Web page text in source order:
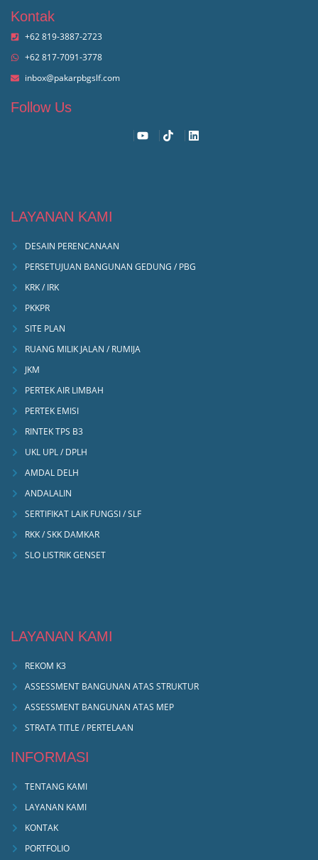
Kontak
+62 819-3887-2723
+62 817-7091-3778
inbox@pakarpbgslf.com
Follow Us
LAYANAN KAMI
DESAIN PERENCANAAN
PERSETUJUAN BANGUNAN GEDUNG / PBG
KRK / IRK
PKKPR
SITE PLAN
RUANG MILIK JALAN / RUMIJA
JKM
PERTEK AIR LIMBAH
PERTEK EMISI
RINTEK TPS B3
UKL UPL / DPLH
AMDAL DELH
ANDALALIN
SERTIFIKAT LAIK FUNGSI / SLF
RKK / SKK DAMKAR
SLO LISTRIK GENSET
LAYANAN KAMI
REKOM K3
ASSESSMENT BANGUNAN ATAS STRUKTUR
ASSESSMENT BANGUNAN ATAS MEP
STRATA TITLE / PERTELAAN
INFORMASI
TENTANG KAMI
LAYANAN KAMI
KONTAK
PORTFOLIO